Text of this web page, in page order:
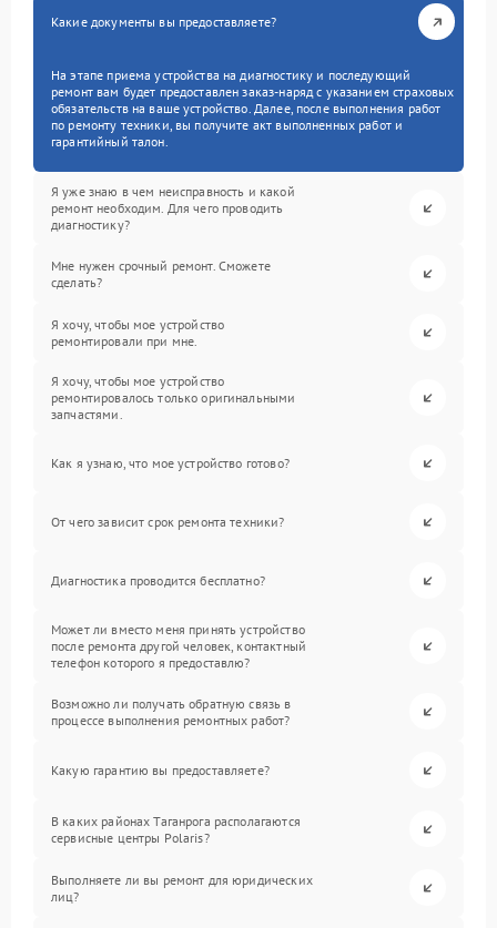
Какие документы вы предоставляете?
На этапе приема устройства на диагностику и последующий
ремонт вам будет предоставлен заказ-наряд с указанием страховых
обязательств на ваше устройство. Далее, после выполнения работ
по ремонту техники, вы получите акт выполненных работ и
гарантийный талон.
Я уже знаю в чем неисправность и какой
ремонт необходим. Для чего проводить
диагностику?
Мне нужен срочный ремонт. Сможете
сделать?
Я хочу, чтобы мое устройство
ремонтировали при мне.
Я хочу, чтобы мое устройство
ремонтировалось только оригинальными
запчастями.
Как я узнаю, что мое устройство готово?
От чего зависит срок ремонта техники?
Диагностика проводится бесплатно?
Может ли вместо меня принять устройство
после ремонта другой человек, контактный
телефон которого я предоставлю?
Возможно ли получать обратную связь в
процессе выполнения ремонтных работ?
Какую гарантию вы предоставляете?
В каких районах Таганрога располагаются
сервисные центры Polaris?
Выполняете ли вы ремонт для юридических
лиц?